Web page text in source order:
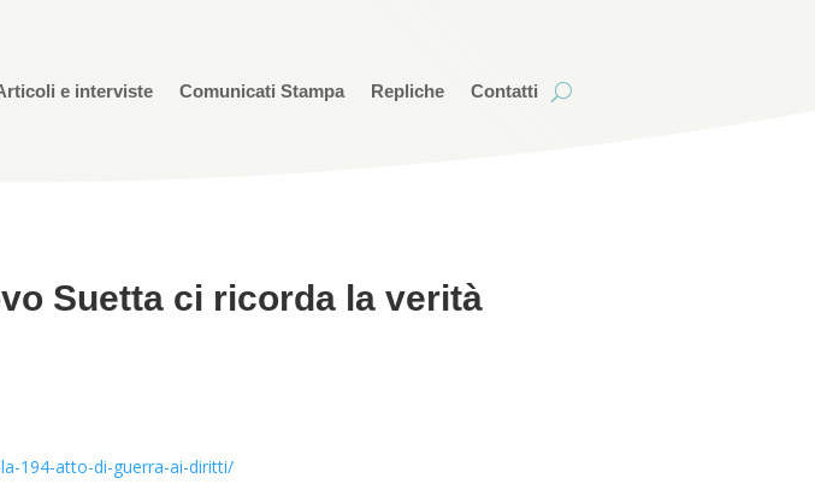
e interviste Comunicati Stampa Repliche Contatti
Suetta ci ricorda la verità
194-atto-di-guerra-ai-diritti/